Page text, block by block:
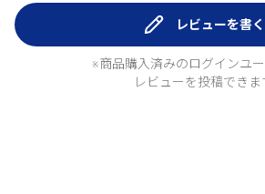
レビューを書く
※商品購入済みのログインユ
レビューを投稿できま